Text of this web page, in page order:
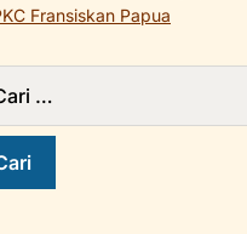
Fransiskan Papua